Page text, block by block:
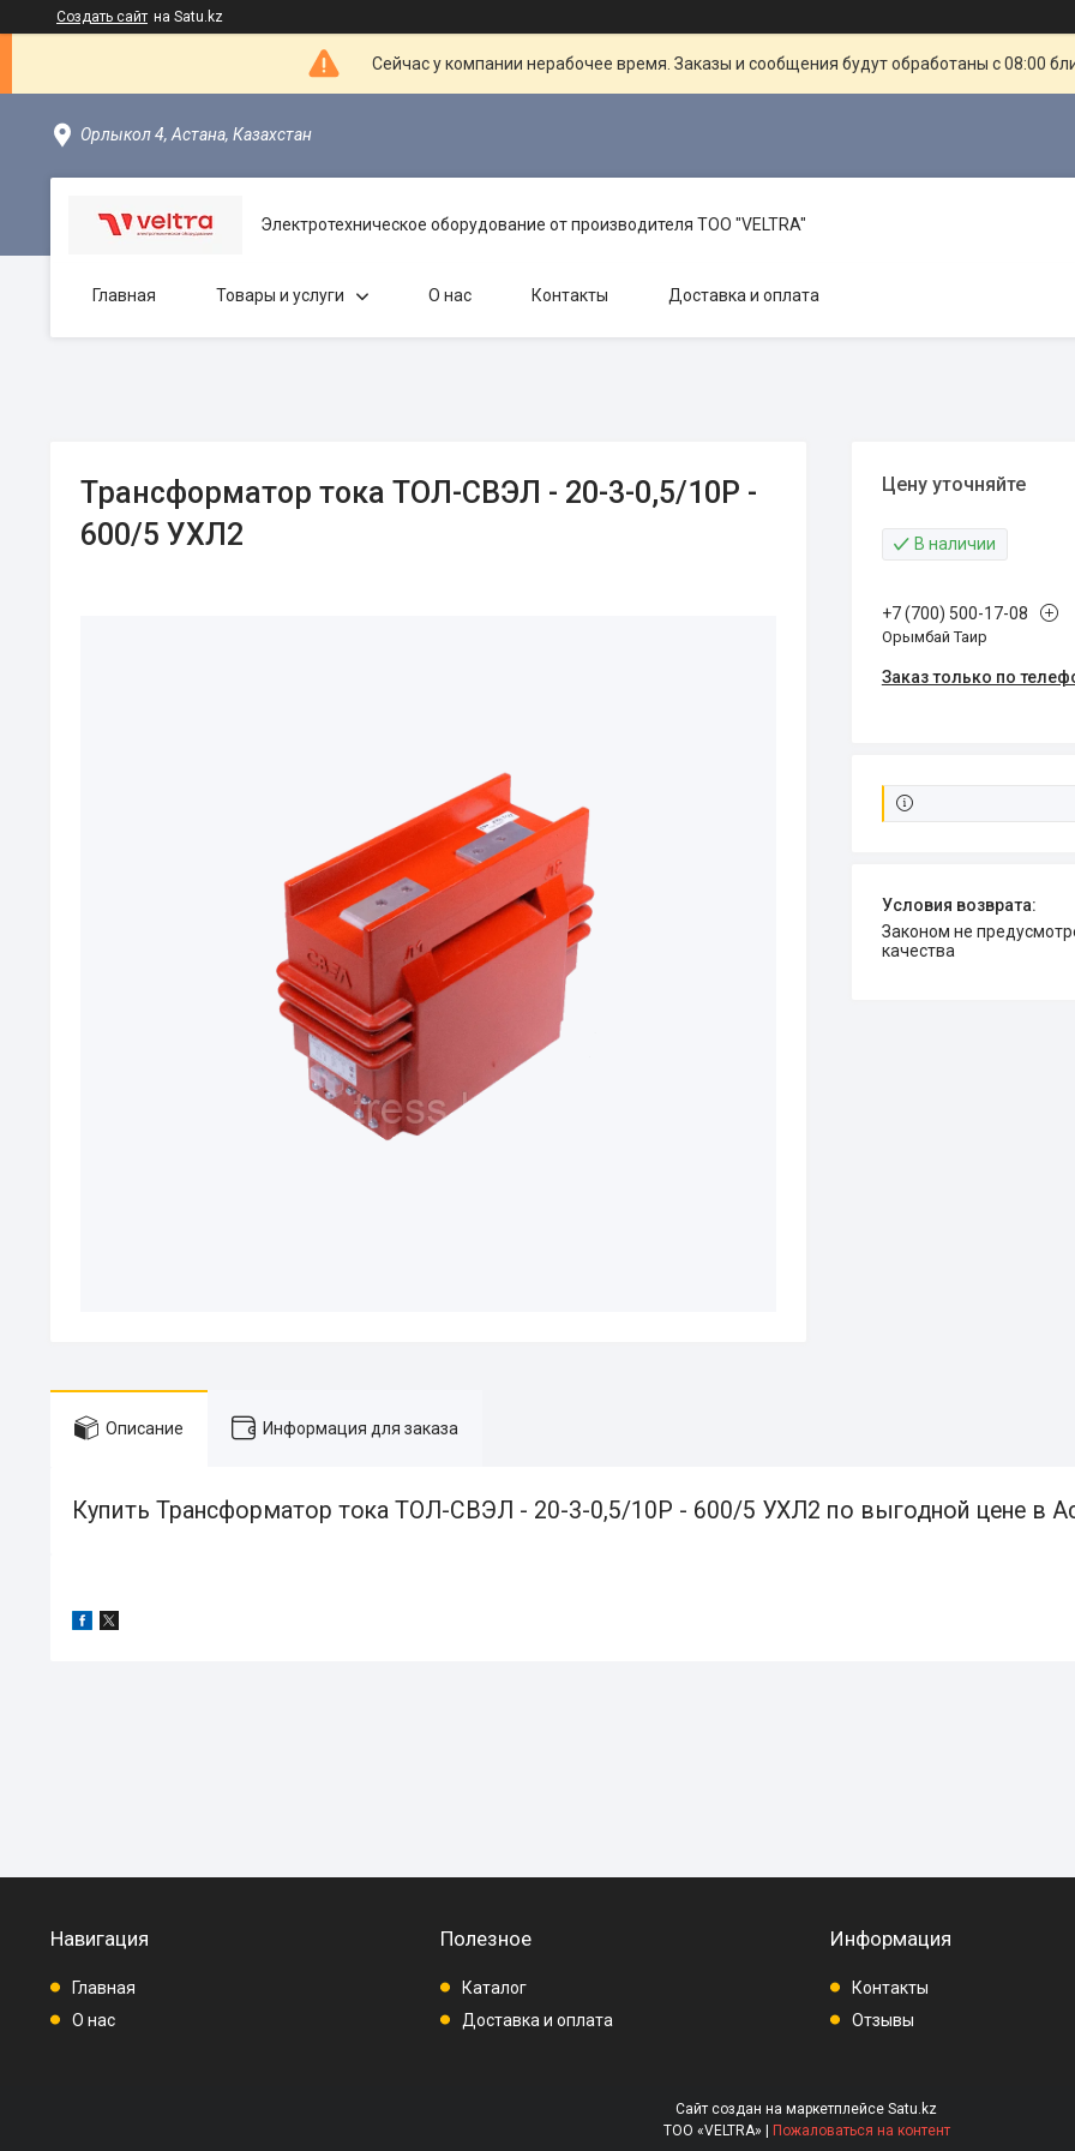
Создать сайт на Satu.kz
Сейчас у компании нерабочее время. Заказы и сообщения будут обработаны с 08:00
Орлыкол 4, Астана, Казахстан
Электротехническое оборудование от производителя TOO "VELTRA"
Главная Товары и услуги О нас Контакты Доставка и оплата
Трансформатор тока ТОЛ-СВЭЛ - 20-3-0,5/10Р -
600/5 УХЛ2
Цену уточняйте
В наличии
+7 (700) 500-17-08
Орымбай Таир
Заказ только по
Законом не предусмотрен возврат и обмен данного товара надлежащего
качества
Описание Информация для заказа
Купить Трансформатор тока ТОЛ-СВЭЛ - 20-3-0,5/10Р - 600/5 УХЛ2 по выгодной цене в
Навигация
Главная
О нас
Полезное
Каталог
Доставка и оплата
Информация
Контакты
Отзывы
Сайт создан на маркетплейсе Satu.kz
ТОО «VELTRA» | Пожаловаться на контент